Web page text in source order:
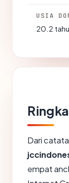
USIA
20.2
Dari
empat